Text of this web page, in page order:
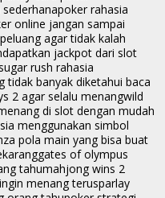
poker rahasia
online jangan sampai
agar tidak kalah
jackpot dari slot
rush rahasia
tidak banyak diketahui baca
2 agar selalu menangwild
di slot dengan mudah
menggunakan simbol
pola main yang bisa buat
gates of olympus
tahumahjong wins 2
menang terusparlay